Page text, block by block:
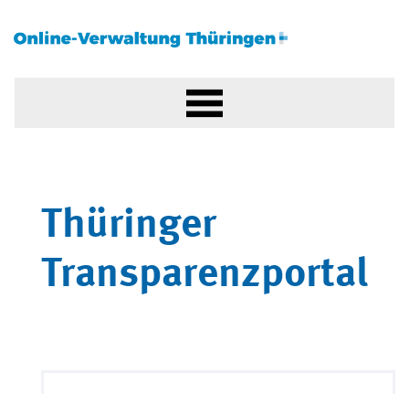
Thüringer
Transparenzportal